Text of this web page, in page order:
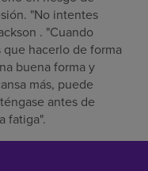
"No intentes
. "Cuando
hacerlo de forma
buena forma y
más, puede
antes de
fatiga".